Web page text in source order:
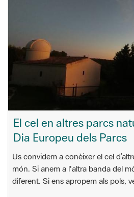
El cel en altres parcs
Dia Europeu dels Parcs
Us convidem a conèixer el cel
món. Si anem a l'altra banda del
diferent. Si ens apropem als pols,